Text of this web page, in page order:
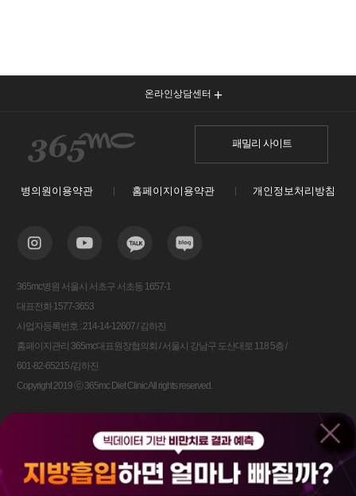
온라인상담센터
패밀리 사이트
병의원이용약관 홈페이지이용약관 개인정보처리방침
365mc병원 서울시 서초구 서초동 1657-1
대표전화 1577-3653
사업자등록번호 : 214-14-12607 / 김하진
홈페이지관리 365mc대표원장협의회 / 서울시 강남구 도산대로 118 5층 /
601-82-65215 /김하진
Copyright 2019 ⓒ 365mc Diet Clinic All rights reserved.